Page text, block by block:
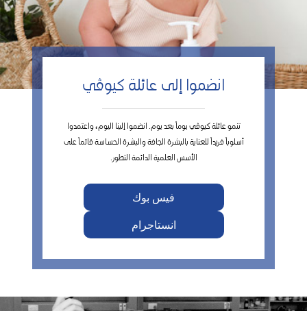
انضموا إلى عائلة كيوڤي
تنمو عائلة كيوڤي يوماً بعد يوم. انضموا إلينا اليوم، واعتمدوا
أسلوباً فريداً للعناية بالبشرة الجافة والبشرة الحساسة قائماً على
الأسس العلمية الدائمة التطور.
فيس بوك
انستاجرام